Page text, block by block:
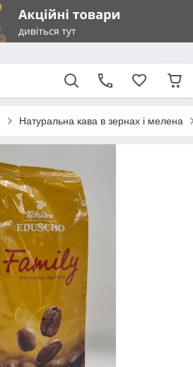
Натуральна кава в зернах і мелена